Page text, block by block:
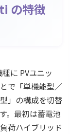
の特徴
に PVユニッ
で「単機能型／
」の構成を切替
。最初は蓄電池
荷ハイブリッド